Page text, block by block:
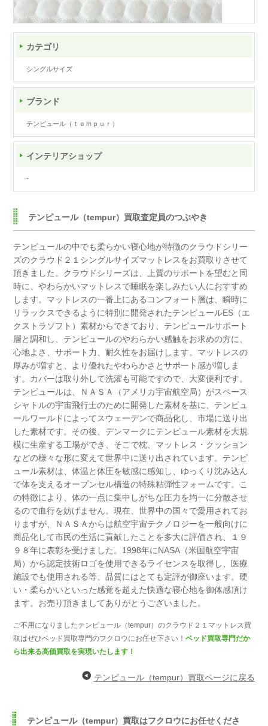
カテゴリ
シングルサイズ
ブランド
テンピュール（ｔｅｍｐｕｒ）
インテリアショップ
-
テンピュール（tempur）買取査定員のつぶやき
テンピュールの中でも柔らかい寝心地が特徴のクラウドシリー
ズのクラウド２１シングルサイズマットレスをお買取りさせて
頂きました。 クラウドシリーズは、上質のサポートを望むと同
時に、やわらかいマットレスで睡眠を楽しみたい人におすすめ
します。 マットレスの一番上にあるコンフォート層は、瞬時に
リラックスできるように特別に開発されたテンピュールES（エ
クストラソフト）素材からできており、テンピュールサポート
層と調和し、テンピュールのやわらかい感触をお求めの方に、
心地よさ、サポート力、耐久性をお届けします。 マットレスの
厚みが増すと、より優れたやわらかさとサポート感が増しま
す。 カバーは取り外して洗濯も可能ですので、大変便利です。
テンピュールは、ＮＡＳＡ（アメリカ宇宙航空局）がスペース
シャトルの宇宙飛行士のために開発した素材を基に、テンピュ
ールワールドによってスウェーデンで商品化し、市場に送り出
した素材です。 その後、デンマークにテンピュール素材を大規
模に生産する工場ができ、そこで枕、マットレス・クッション
などの様々な形に変えて世界中に送り出されています。 テンピ
ュール素材は、体温と体圧を敏感に感知し、ゆっくり沈み込ん
で体を支えるオープンセル構造の特殊粘弾性フォームです。 こ
の特徴により、体の一点に集中しがちな圧力を均一に分散させ
るので血行を妨げません。現在、世界中の国々で愛用されてお
りますが、ＮＡＳＡからは航空宇宙テクノロジーを一般向けに
商品化して市民の生活に貢献したことを多大に評価され、１９
９８年に表彰を受けました。 1998年にNASA（米国航空宇宙
局）から認定技術ロゴを使用できるライセンスを取得し、医療
施設でも使用される等、品質にはとても定評が御座います。硬
い・柔らかいといった感覚を超えた快適な寝心地を御体感頂け
ます。 お売り頂きましてありがとうございました。
ご不用になりましたテンピュール（tempur）のクラウド２１マットレス買
取はぜひベッド買取専門のフクロウにお任せ下さい！ベッド買取専門だか
ら出来る高価買取を実現いたします！
テンピュール（tempur）買取ページに戻る
テンピュール（tempur）買取はフクロウにお任せくださ